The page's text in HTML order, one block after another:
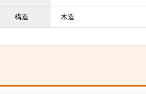
構造 木造